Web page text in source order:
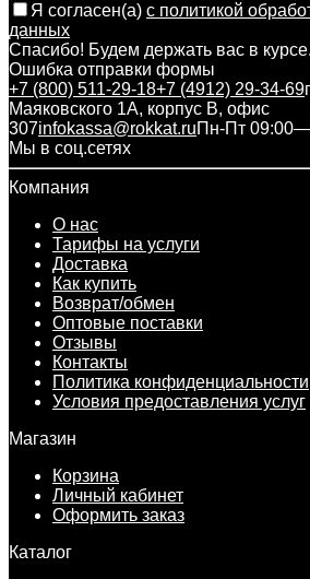
Я согласен(a) с политикой
данных
Спасибо! Будем держать вас в курсе.
Ошибка отправки формы
+7 (800) 511-29-18+7 (4912) 29-34-69
Маяковского 1А, корпус B, офис
307infokassa@rokkat.ruПн-Пт
Мы в соц.сетях
Компания
О нас
Тарифы на услуги
Доставка
Как купить
Возврат/обмен
Оптовые поставки
Отзывы
Контакты
Политика конфиденциальности
Условия предоставления услуг
Магазин
Корзина
Личный кабинет
Оформить заказ
Каталог